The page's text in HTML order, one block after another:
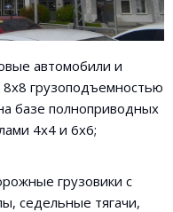
автомобили и
грузоподъемностью
базе полноприводных
4х4 и 6х6;
грузовики с
седельные тягачи,